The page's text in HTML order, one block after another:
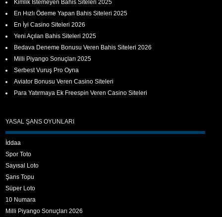
Kimlik İstemeyen Bahis Siteleri 2025
En Hızlı Ödeme Yapan Bahis Siteleri 2025
En İyi Casino Siteleri 2026
Yeni Açılan Bahis Siteleri 2025
Bedava Deneme Bonusu Veren Bahis Siteleri 2026
Milli Piyango Sonuçları 2025
Serbest Vuruş Pro Oyna
Aviator Bonusu Veren Casino Siteleri
Para Yatırmaya Ek Freespin Veren Casino Siteleri
YASAL ŞANS OYUNLARI
İddaa
Spor Toto
Sayısal Loto
Şans Topu
Süper Loto
10 Numara
Milli Piyango Sonuçları 2026